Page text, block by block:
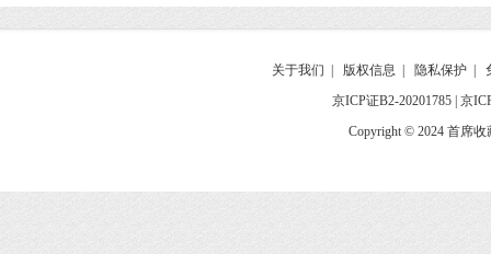
关于我们 版权信息 隐私保护
京ICP证B2-20201785 京
Copyright © 2024 首席收